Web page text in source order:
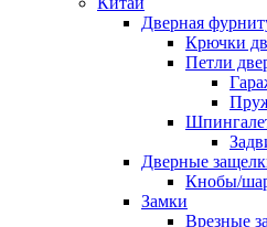
Дверная
Крючки
Петли
Дверные
Кнобы/
Замки
Врезные